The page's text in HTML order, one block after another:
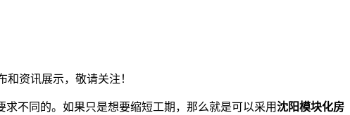
资讯展示，敬请关注！
不同的。如果只是想要缩短工期，那么就是可以采用沈阳模块化房